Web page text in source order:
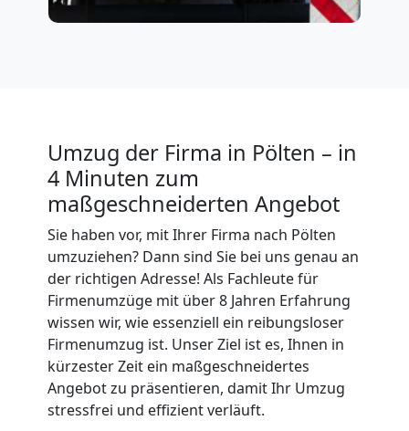
Umzug der Firma in Pölten – in
4 Minuten zum
maßgeschneiderten Angebot
Sie haben vor, mit Ihrer Firma nach Pölten
umzuziehen? Dann sind Sie bei uns genau an
der richtigen Adresse! Als Fachleute für
Firmenumzüge mit über 8 Jahren Erfahrung
wissen wir, wie essenziell ein reibungsloser
Firmenumzug ist. Unser Ziel ist es, Ihnen in
kürzester Zeit ein maßgeschneidertes
Angebot zu präsentieren, damit Ihr Umzug
stressfrei und effizient verläuft.